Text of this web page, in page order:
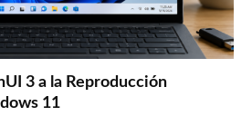
3 a la Reproducción
11